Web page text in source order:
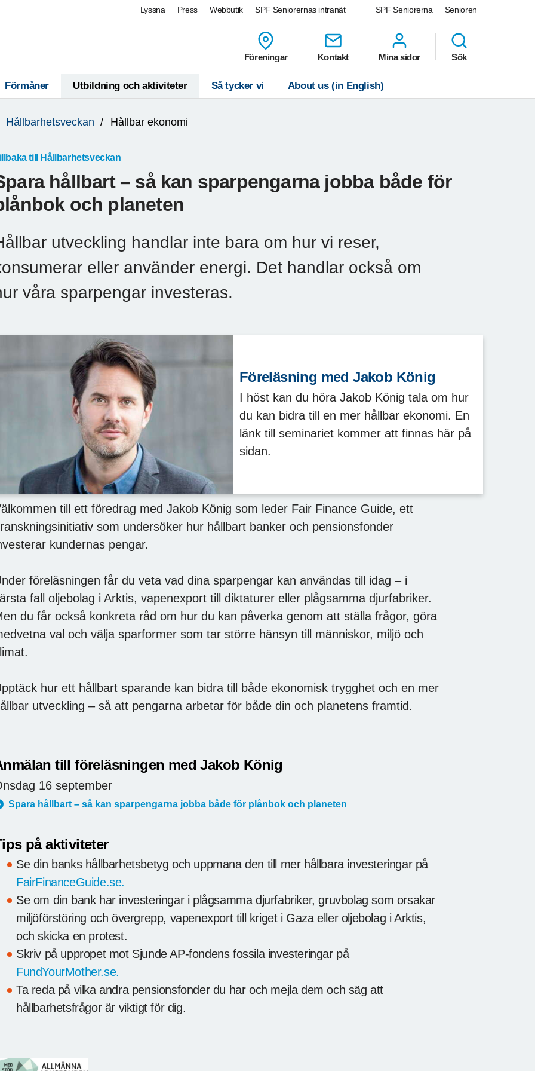
SPF Seniorerna Senioren
Lyssna Press Webbutik SPF Seniorernas intranät
Föreningar Kontakt Mina sidor Sök
Förmåner Utbildning och aktiviteter Så tycker vi About us (in English)
Hållbarhetsveckan Hållbar ekonomi
till Hållbarhetsveckan
hållbart – så kan sparpengarna jobba både för
och planeten
utveckling handlar inte bara om hur vi reser,
eller använder energi. Det handlar också om
våra sparpengar investeras.
Föreläsning med Jakob König
I höst kan du höra Jakob König tala om hur
du kan bidra till en mer hållbar ekonomi. En
länk till seminariet kommer att finnas här på
sidan.
till ett föredrag med Jakob König som leder Fair Finance Guide, ett
som undersöker hur hållbart banker och pensionsfonder
kundernas pengar.
föreläsningen får du veta vad dina sparpengar kan användas till idag – i
fall oljebolag i Arktis, vapenexport till diktaturer eller plågsamma djurfabriker.
du får också konkreta råd om hur du kan påverka genom att ställa frågor, göra
val och välja sparformer som tar större hänsyn till människor, miljö och
hur ett hållbart sparande kan bidra till både ekonomisk trygghet och en mer
utveckling – så att pengarna arbetar för både din och planetens framtid.
till föreläsningen med Jakob König
16 september
Spara hållbart – så kan sparpengarna jobba både för plånbok och planeten
på aktiviteter
Se din banks hållbarhetsbetyg och uppmana den till mer hållbara investeringar på
FairFinanceGuide.se.
Se om din bank har investeringar i plågsamma djurfabriker, gruvbolag som orsakar
miljöförstöring och övergrepp, vapenexport till kriget i Gaza eller oljebolag i Arktis,
och skicka en protest.
Skriv på uppropet mot Sjunde AP-fondens fossila investeringar på
FundYourMother.se.
Ta reda på vilka andra pensionsfonder du har och mejla dem och säg att
hållbarhetsfrågor är viktigt för dig.